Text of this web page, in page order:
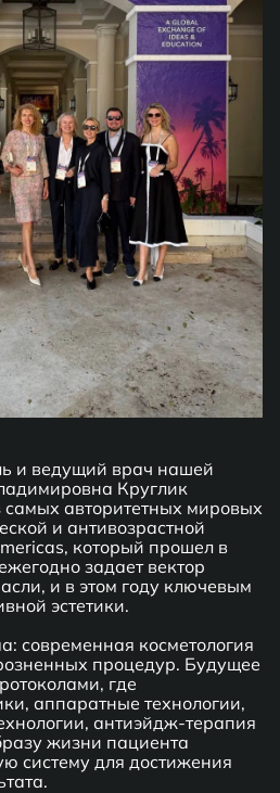
и ведущий врач нашей
Круглик
самых авторитетных мировых
и антивозрастной
который прошел в
задает вектор
и в этом году ключевым
эстетики.
современная косметология
процедур. Будущее
где
аппаратные технологии,
антиэйдж-терапия
жизни пациента
систему для достижения